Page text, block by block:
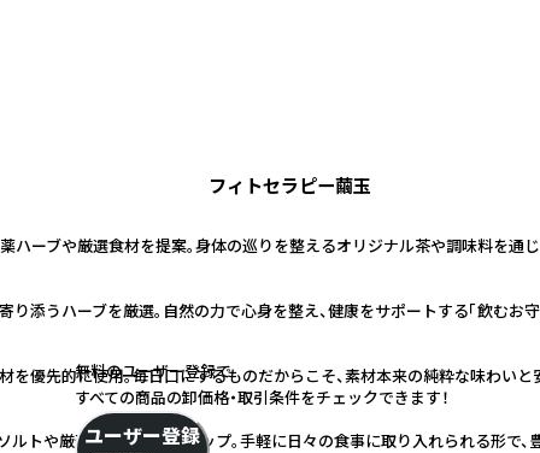
フィトセラピー繭玉
ハーブや厳選食材を提案。身体の巡りを整えるオリジナル茶や調味料を通
添うハーブを厳選。自然の力で心身を整え、健康をサポートする「飲むお
を優先的に使用。毎日口にするものだからこそ、素材本来の純粋な味わい
ルトや厳選食材もラインナップ。手軽に日々の食事に取り入れられる形で
無料のユーザー登録で
すべての商品の卸価格・取引条件をチェックできます！
ユーザー登録